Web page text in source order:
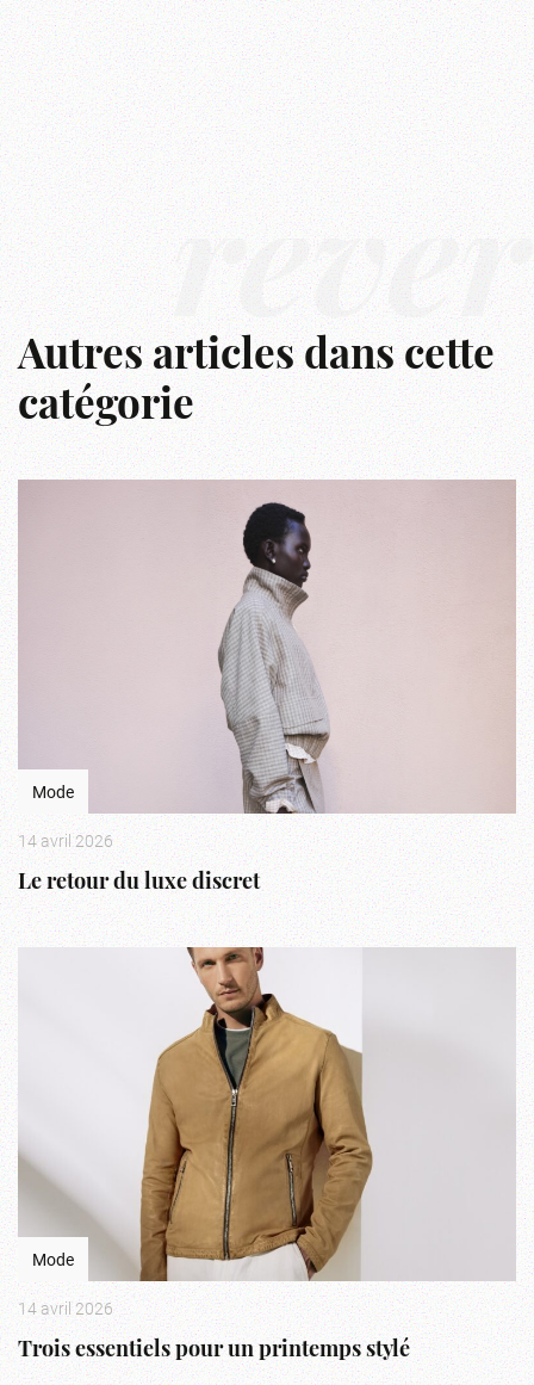
rêver
Autres articles dans cette
catégorie
Mode
14 avril 2026
Le retour du luxe discret
Mode
14 avril 2026
Trois essentiels pour un printemps stylé